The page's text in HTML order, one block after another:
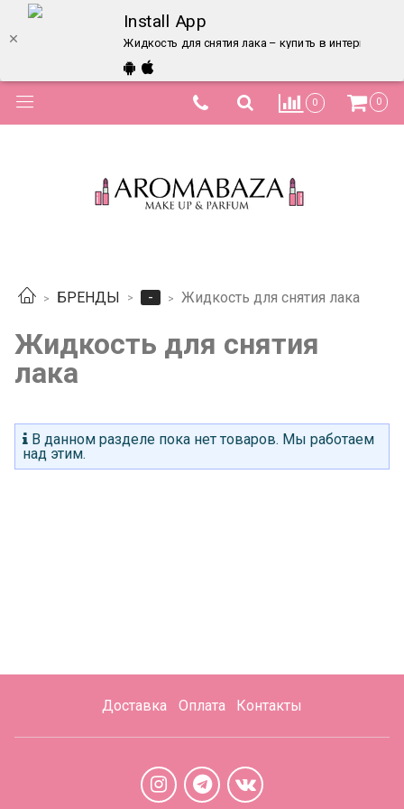
Install App
Жидкость для снятия лака – купить в интернет-
0 0
БРЕНДЫ - Жидкость для снятия лака
Жидкость для снятия
лака
В данном разделе пока нет товаров. Мы работаем
над этим.
Доставка Оплата Контакты